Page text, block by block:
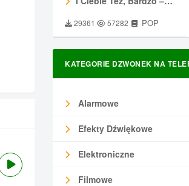
29361 57282 POP
KATEGORIE DZWONEK NA
Alarmowe
Efekty Dźwiękowe
Elektroniczne
Filmowe